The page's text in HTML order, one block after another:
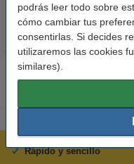
podrás leer todo sobre
cómo cambiar tus
consentirlas. Si decides
utilizaremos las cookies
similares).
Rápido y sencillo